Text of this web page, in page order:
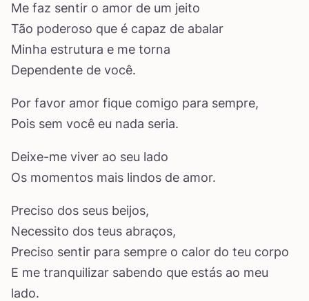
Me faz sentir o amor de um jeito
Tão poderoso que é capaz de abalar
Minha estrutura e me torna
Dependente de você.
Por favor amor fique comigo para sempre,
Pois sem você eu nada seria.
Deixe-me viver ao seu lado
Os momentos mais lindos de amor.
Preciso dos seus beijos,
Necessito dos teus abraços,
Preciso sentir para sempre o calor do teu corpo
E me tranquilizar sabendo que estás ao meu
lado.